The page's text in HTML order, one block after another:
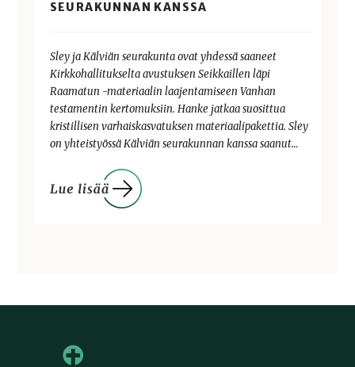
SEURAKUNNAN KANSSA
Sley ja Kälviän seurakunta ovat yhdessä saaneet
Kirkkohallitukselta avustuksen Seikkaillen läpi
Raamatun -materiaalin laajentamiseen Vanhan
testamentin kertomuksiin. Hanke jatkaa suosittua
kristillisen varhaiskasvatuksen materiaalipakettia. Sley
on yhteistyössä Kälviän seurakunnan kanssa saanut…